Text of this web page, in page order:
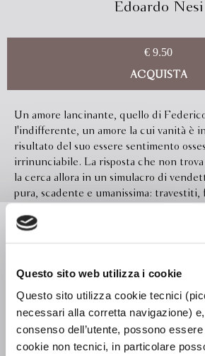
Questo sito web utilizza i cookie
Questo sito utilizza cookie tecnici
necessari alla corretta navigazione)
consenso dell’utente, possono
cookie non tecnici, in particolare
Edoardo Nesi
€ 9.50
ACQUISTA
Un amore lancinante, quello di
l'indifferente, un amore la cui vanità è
risultato del suo essere sentimento
irrinunciabile. La risposta che non trova
la cerca allora in un simulacro di
pura, scadente e umanissima:
discoteca, donne migliori di lei ma
anche qui ogni tensione è innescata
rendendola degna di un sottofondo
commento di Malcolm Lowry, e quindi è
impacciati, ridicoli, patetici - tra
farsi rapinare e anarchici gelosi della
Formato 128.0 x 192.0
Legatura Brossura
In libreria da Aprile 2001